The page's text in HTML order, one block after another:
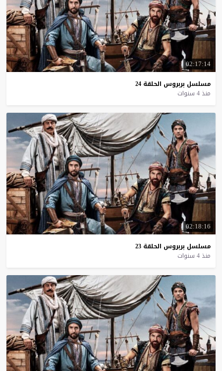
02:17:14
مسلسل بربروس الحلقة 24
منذ 4 سنوات
02:18:16
مسلسل بربروس الحلقة 23
منذ 4 سنوات